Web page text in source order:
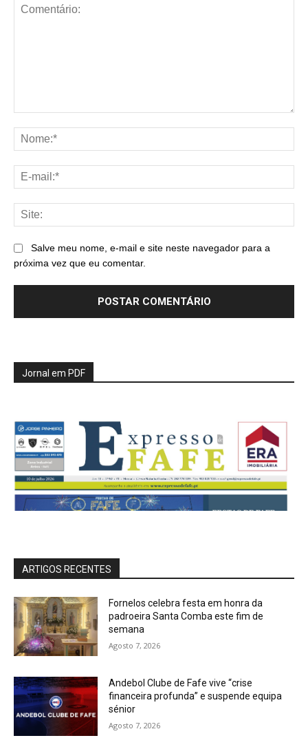
Salve meu nome, e-mail e site neste navegador para a
próxima vez que eu comentar.
Jornal em PDF
ARTIGOS RECENTES
Fornelos celebra festa em honra da
padroeira Santa Comba este fim de
semana
Agosto 7, 2026
Andebol Clube de Fafe vive “crise
financeira profunda” e suspende equipa
sénior
Agosto 7, 2026